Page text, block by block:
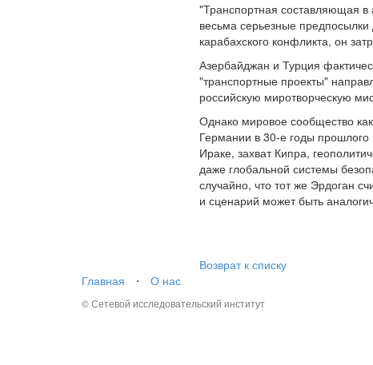
"Транспортная составляющая в
весьма серьезные
карабахского конфликта, он
Азербайджан и Турция
"транспортные проекты"
российскую миротворческую
Однако мировое сообщество
Германии в 30-е годы
Ираке, захват Кипра,
даже глобальной системы
случайно, что тот же Эрдоган
и сценарий может быть
Возврат к списку
Главная
⋅ О нас
© Сетевой исследовательский институт